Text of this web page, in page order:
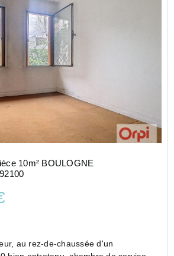
10m² BOULOGNE
au rez-de-chaussée d'un